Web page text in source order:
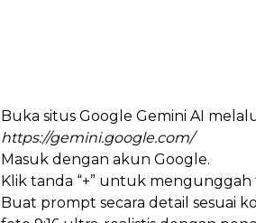
Buka situs Google Gemini AI
https://gemini.google.com/
Masuk dengan akun Google.
Klik tanda “+” untuk
Buat prompt secara detail sesuai